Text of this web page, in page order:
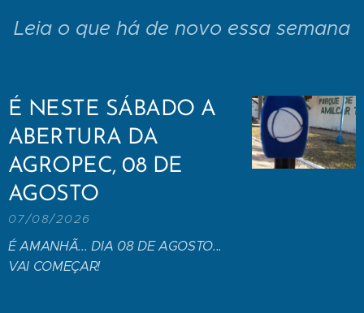
Leia o que há de novo essa semana
É NESTE SÁBADO A
ABERTURA DA
AGROPEC, 08 DE
AGOSTO
07/08/2026
É AMANHÃ... DIA 08 DE AGOSTO...
VAI COMEÇAR!